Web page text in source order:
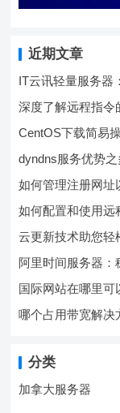
近期文章
IT云讯轻量服务器
深度了解远程指令
CentOS下载简易
dyndns服务优势之
如何管理注册网址
如何配置和使用远
云更新技术助您轻
阿里时间服务器：
国际网站在哪里可
哪个占用带宽解决
分类
加拿大服务器